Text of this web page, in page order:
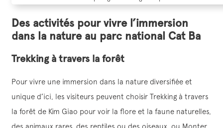
Des activités pour vivre l’immersion
dans la nature au parc national Cat Ba
Trekking à travers la forêt
Pour vivre une immersion dans la nature diversifiée et
unique d’ici, les visiteurs peuvent choisir Trekking à travers
la forêt de Kim Giao pour voir la flore et la faune naturelles,
des animaux rares, des reptiles ou des oiseaux, ou Monter